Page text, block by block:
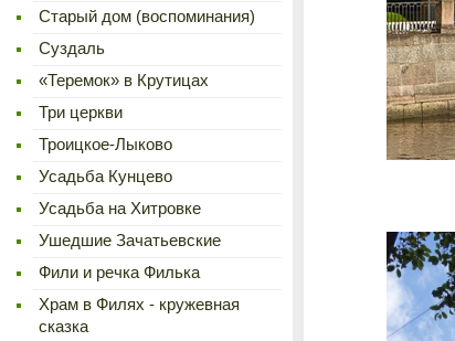
Старый дом (воспоминания)
Суздаль
«Теремок» в Крутицах
Три церкви
Троицкое-Лыково
Усадьба Кунцево
Усадьба на Хитровке
Ушедшие Зачатьевские
Фили и речка Филька
Храм в Филях - кружевная
сказка